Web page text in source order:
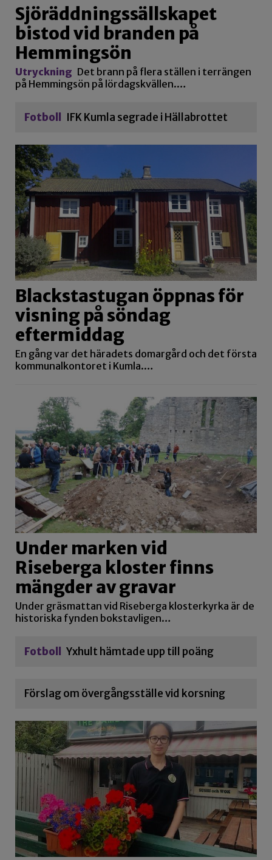
Sjöräddningssällskapet
bistod vid branden på
Hemmingsön
Utryckning Det brann på flera ställen i terrängen
på Hemmingsön på lördagskvällen.…
Fotboll IFK Kumla segrade i Hällabrottet
Blackstastugan öppnas för
visning på söndag
eftermiddag
En gång var det häradets domargård och det första
kommunalkontoret i Kumla.…
Under marken vid
Riseberga kloster finns
mängder av gravar
Under gräsmattan vid Riseberga klosterkyrka är de
historiska fynden bokstavligen…
Fotboll Yxhult hämtade upp till poäng
Förslag om övergångsställe vid korsning